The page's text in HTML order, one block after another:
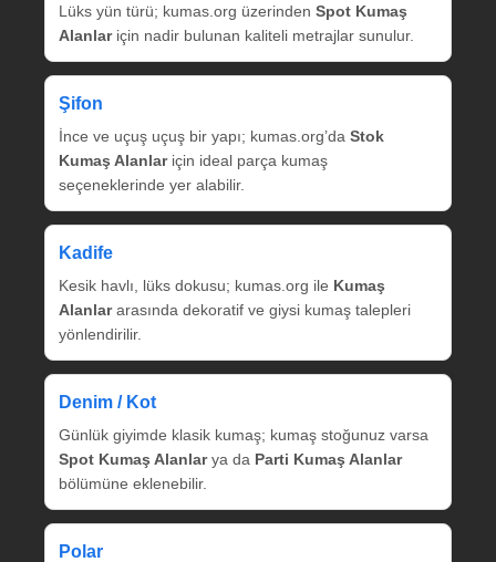
Lüks yün türü; kumas.org üzerinden Spot Kumaş
Alanlariçin nadir bulunan kaliteli metrajlar sunulur.
Şifon
İnce ve uçuş uçuş bir yapı; kumas.org’da Stok
Kumaş Alanlariçin ideal parça kumaş
seçeneklerinde yer alabilir.
Kadife
Kesik havlı, lüks dokusu; kumas.org ile Kumaş
Alanlararasında dekoratif ve giysi kumaş talepleri
yönlendirilir.
Denim / Kot
Günlük giyimde klasik kumaş; kumaş stoğunuz varsa
Spot Kumaş Alanlarya da Parti Kumaş Alanlar
bölümüne eklenebilir.
Polar